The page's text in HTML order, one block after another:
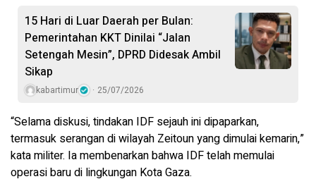
15 Hari di Luar Daerah per Bulan:
Pemerintahan KKT Dinilai “Jalan
Setengah Mesin”, DPRD Didesak Ambil
Sikap
kabartimur 25/07/2026
“Selama diskusi, tindakan IDF sejauh ini dipaparkan,
termasuk serangan di wilayah Zeitoun yang dimulai kemarin,”
kata militer. Ia membenarkan bahwa IDF telah memulai
operasi baru di lingkungan Kota Gaza.